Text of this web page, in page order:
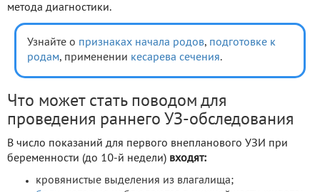
метода диагностики.
Узнайте о признаках начала родов, подготовке к
родам, применении кесарева сечения.
Что может стать поводом для
проведения раннего УЗ-обследования
В число показаний для первого внепланового УЗИ при
беременности (до 10-й недели) входят:
кровянистые выделения из влагалища;